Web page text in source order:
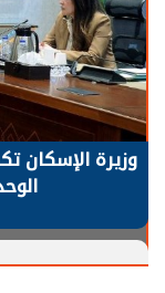
الرئيس
يحتاج إلى